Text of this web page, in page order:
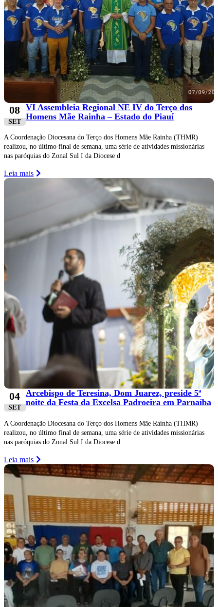
08
SET
VI Assembleia Regional NE IV do Terço dos
Homens Mãe Rainha – Estado do Piauí
A Coordenação Diocesana do Terço dos Homens Mãe Rainha (THMR)
realizou, no último final de semana, uma série de atividades missionárias
nas paróquias do Zonal Sul I da Diocese d
Leia mais
04
SET
Arcebispo de Teresina, Dom Juarez, preside 5ª
noite da Festa da Excelsa Padroeira em Parnaíba
A Coordenação Diocesana do Terço dos Homens Mãe Rainha (THMR)
realizou, no último final de semana, uma série de atividades missionárias
nas paróquias do Zonal Sul I da Diocese d
Leia mais